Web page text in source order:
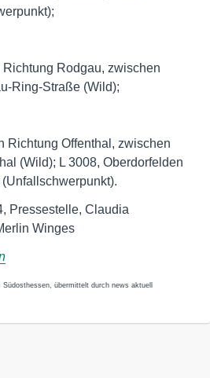
Rodgau, zwischen
Ring-Straße (Wild);
Richtung Offenthal, zwischen
(Wild); L 3008, Oberdorfelden
Pressestelle, Claudia
Winges
übermittelt durch news aktuell